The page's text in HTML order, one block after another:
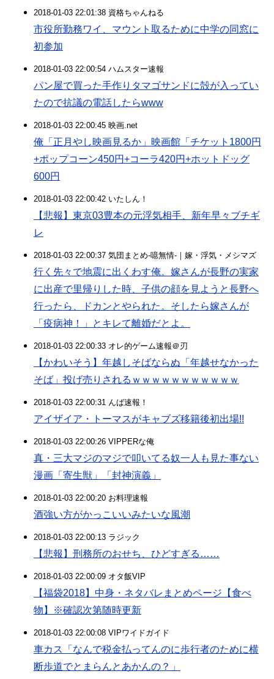
2018-01-03 22:01:38 資格ちゃんねる
市役所勤務ワイ、マウント取るために中学の同窓に
初参加
2018-01-03 22:00:54 ハムスター速報
パン屋で買った手作りタマゴサンドに殻が入ってい
たので抗議の電話したらwww
2018-01-03 22:00:45 映画.net
俺「正月やし映画見るか」映画館「チケット1800円
+ポップコーン450円+コーラ420円+ホットドッグ
600円
2018-01-03 22:00:42 いたしん！
【悲報】東京03豊本の元浮気相手、新年早々ブチギ
レ
2018-01-03 22:00:37 気団まとめ-噫無情-｜嫁・浮気・メシマズ
行く先々で地震に出くわす俺。嫁さんが長野の実家
に出産で里帰りした時、子供の顔を見ようと長野へ
行ったら、ドカンとやられた。そしたら嫁さんが
「疫病神！」とキレて離婚だとよ。
2018-01-03 22:00:33 オレ的ゲーム速報＠刃
【かわいそう】年越しそばならぬ「年越せなかった
そば」投げ売りされるｗｗｗｗｗｗｗｗｗｗｗ
2018-01-03 22:00:31 んば速報！
アイザイア・トーマスがキャブズ移籍後初出場!!
2018-01-03 22:00:26 VIPPERな俺
真・三大マジのマジで叩いてる奴一人も見た事ない
漫画「寄生獣」「封神演義」
2018-01-03 22:00:20 お料理速報
酒強い方がかっこいいみたいな風潮
2018-01-03 22:00:13 ラジック
【悲報】刑務所のおせち、ひどすぎる……
2018-01-03 22:00:09 オタ飯VIP
【福袋2018】中身・ネタバレまとめページ【食べ
物】※確認次第随時更新
2018-01-03 22:00:08 VIPワイドガイド
車カス「なんで税金払ってんのに歩行者のために横
断歩道でとまらんとあかんの？」